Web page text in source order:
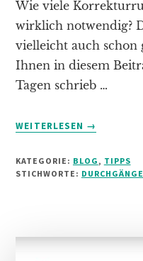
Wie viele
wirklich notwendig?
vielleicht auch schon
Ihnen in diesem
Tagen schrieb …
WEITERLESEN
INFOS
WIE
→
KATEGORIE: BLOG, TIPPS
STICHWORTE: DURCHGÄNGE